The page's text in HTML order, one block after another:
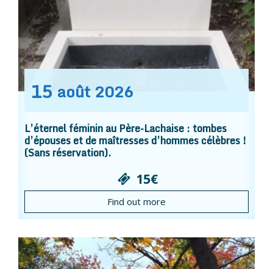
15 août 2026
L’éternel féminin au Père-Lachaise : tombes
d’épouses et de maîtresses d’hommes célèbres !
(Sans réservation).
15€
Find out more